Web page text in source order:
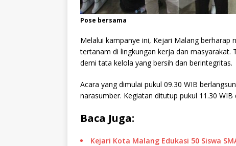
Pose bersama
Melalui kampanye ini, Kejari Malang
tertanam di lingkungan kerja dan masyarakat.
demi tata kelola yang bersih dan berintegritas.
Acara yang dimulai pukul 09.30 WIB
narasumber. Kegiatan ditutup pukul 11.30
Baca Juga:
Kejari Kota Malang Edukasi 50 Siswa